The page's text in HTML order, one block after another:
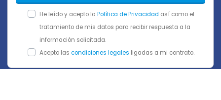
He leído y acepto la Política de Privacidad así como el
tratamiento de mis datos para recibir respuesta a la
información solicitada.
Acepto las condiciones legales ligadas a mi contrato.